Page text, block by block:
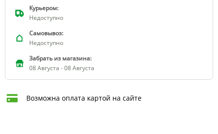
Курьером:
Недоступно
Самовывоз:
Недоступно
Забрать из магазина:
08 Августа - 08 Августа
Возможна оплата картой на сайте